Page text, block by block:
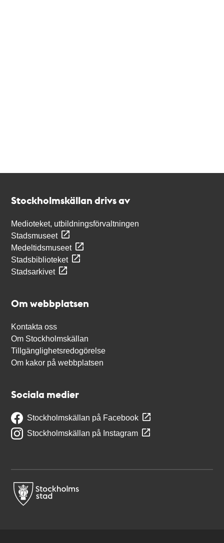
Stockholmskällan drivs av
Medioteket, utbildningsförvaltningen
Stadsmuseet
Medeltidsmuseet
Stadsbiblioteket
Stadsarkivet
Om webbplatsen
Kontakta oss
Om Stockholmskällan
Tillgänglighetsredogörelse
Om kakor på webbplatsen
Sociala medier
Stockholmskällan på Facebook
Stockholmskällan på Instagram